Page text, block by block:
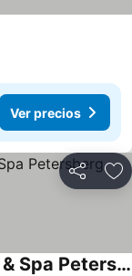
Ver precios
Compartir
Steigenberger Icon Grandhotel & Spa Petersberg